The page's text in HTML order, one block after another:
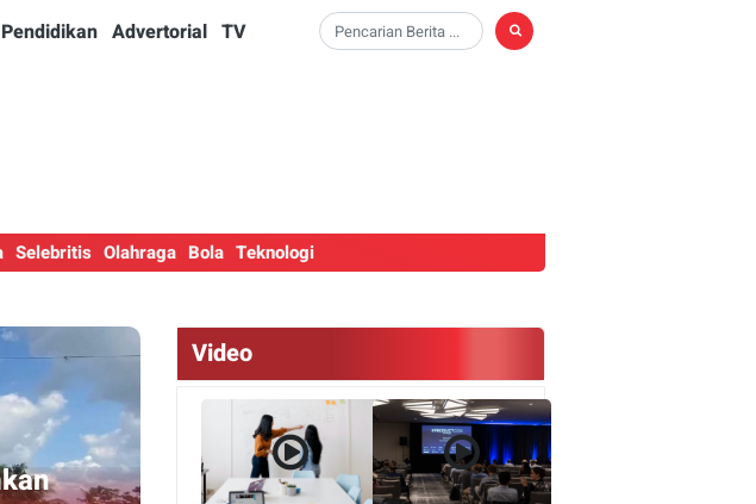
Pendidikan Advertorial TV
Selebritis Olahraga Bola Teknologi
Daya
Video